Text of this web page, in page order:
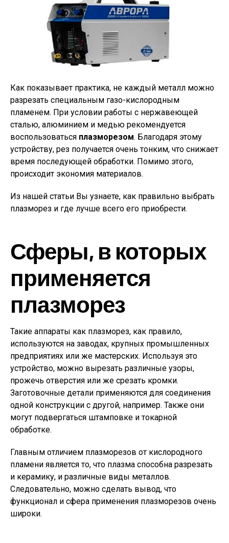
Как показывает практика, не каждый металл можно
разрезать специальным газо-кислородным
пламенем. При условии работы с нержавеющей
сталью, алюминием и медью рекомендуется
воспользоваться плазморезом. Благодаря этому
устройству, рез получается очень тонким, что снижает
время последующей обработки. Помимо этого,
происходит экономия материалов.
Из нашей статьи Вы узнаете, как правильно выбрать
плазморез и где лучше всего его приобрести.
Сферы, в которых
применяется
плазморез
Такие аппараты как плазморез, как правило,
используются на заводах, крупных промышленных
предприятиях или же мастерских. Используя это
устройство, можно вырезать различные узоры,
прожечь отверстия или же срезать кромки.
Заготовочные детали применяются для соединения
одной конструкции с другой, например. Также они
могут подвергаться штамповке и токарной
обработке.
Главным отличием плазморезов от кислородного
пламени является то, что плазма способна разрезать
и керамику, и различные виды металлов.
Следовательно, можно сделать вывод, что
функционал и сфера применения плазморезов очень
широки.